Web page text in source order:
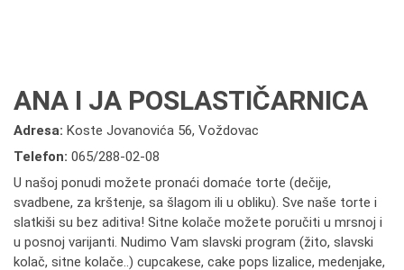
ANA I JA POSLASTIČARNICA
Adresa: Koste Jovanovića 56, Voždovac
Telefon: 065/288-02-08
U našoj ponudi možete pronaći domaće torte (dečije,
svadbene, za krštenje, sa šlagom ili u obliku). Sve naše torte i
slatkiši su bez aditiva! Sitne kolače možete poručiti u mrsnoj i
u posnoj varijanti. Nudimo Vam slavski program (žito, slavski
kolač, sitne kolače..) cupcakese, cake pops lizalice, medenjake,